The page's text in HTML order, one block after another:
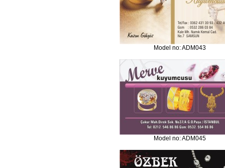
Model no: ADM043
Model no: ADM045